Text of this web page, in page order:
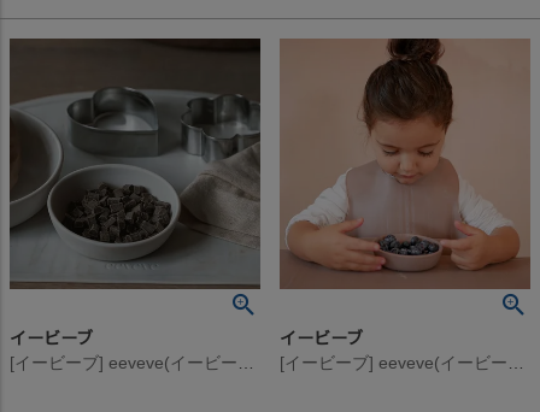
イービーブ
[イービーブ] eeveve(イービーブ) Marble シリコンボウル S Autumn Gold
イービーブ
[イービーブ] eeveve(イービーブ) Marble シリコンボウル S Powder Blush